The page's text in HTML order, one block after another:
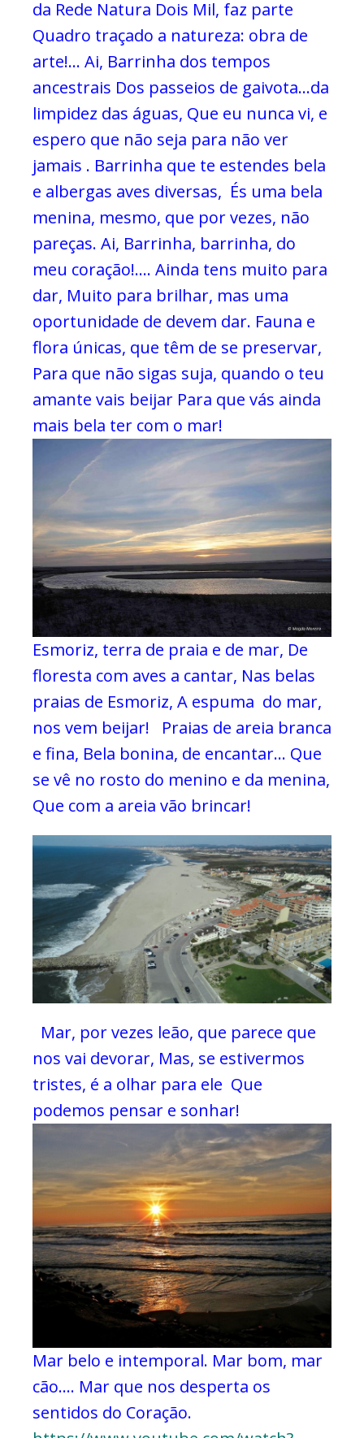
da Rede Natura Dois Mil, faz parte
Quadro traçado a natureza: obra de
arte!… Ai, Barrinha dos tempos
ancestrais Dos passeios de gaivota…da
limpidez das águas, Que eu nunca vi, e
espero que não seja para não ver
jamais . Barrinha que te estendes bela
e albergas aves diversas, És uma bela
menina, mesmo, que por vezes, não
pareças. Ai, Barrinha, barrinha, do
meu coração!…. Ainda tens muito para
dar, Muito para brilhar, mas uma
oportunidade de devem dar. Fauna e
flora únicas, que têm de se preservar,
Para que não sigas suja, quando o teu
amante vais beijar Para que vás ainda
mais bela ter com o mar!
Esmoriz, terra de praia e de mar, De
floresta com aves a cantar, Nas belas
praias de Esmoriz, A espuma do mar,
nos vem beijar!
Praias de areia branca
e fina, Bela bonina, de encantar… Que
se vê no rosto do menino e da menina,
Que com a areia vão brincar!
Mar, por vezes leão, que parece que
nos vai devorar, Mas, se estivermos
tristes, é a olhar para ele Que
podemos pensar e sonhar!
Mar belo e intemporal. Mar bom, mar
cão…. Mar que nos desperta os
sentidos do Coração.